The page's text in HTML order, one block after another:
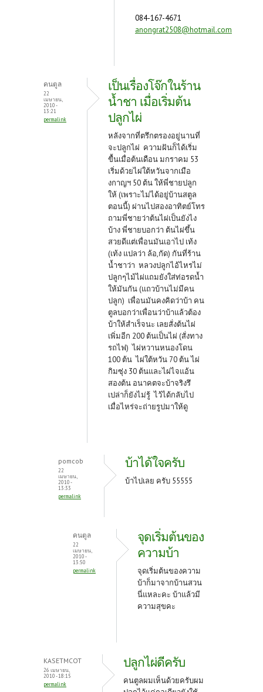
084-167-4671
anongrat2508@hotmail.com
คนตูล
22
เมษายน,
2010 -
13:21
permalink
เป็นเรื่องโจ๊กในร้าน
น้ำชา เมื่อเริ่มต้น
ปลูกไผ่
หลังจากที่ตรึกตรองอยู่นานที่
จะปลูกไผ่ ความฝันก็ได้เริ่ม
ขื้นเมื่อต้นเดือน มกราคม 53
เริ่มด้วยไผ่ใต้หวันจากเมือ
งกาญฯ 50 ต้น ให้พี่ชายปลูก
ให้ (เพราะไม่ได้อยู่บ้านสตูล
ตอนนี้) ผ่านไปสองอาทิตย์โทร
ถามพี่ชายว่าต้นไผ่เป็นยังไง
บ้าง พี่ชายบอกว่า ต้นไผ่ขึ้น
สวยดีแต่เพื่อนมันเอาไป เท้ง
(เท้ง แปลว่า ล้อ,กัด) กันที่ร้าน
น้ำชาว่า หลวงปลูกไอ้ไหรไม่
ปลูกๆไม้ไผ่แถมยังใส่ท่อรดน้ำ
ให้มันกัน (แถวบ้านไม่มีคน
ปลูก) เพื่อนมันคงคิดว่าบ้า คน
ตูลบอกว่าเพื่อนว่าบ้าแล้วต้อง
บ้าให้สำเร็จนะ เลยสั่งต้นไผ่
เพิ่มอีก 200 ต้นเป็นไผ่ (สั่งทาง
รถไฟ) ไผ่หวานหนองโดน
100 ต้น ไผ่ใต้หวัน 70 ต้น ไผ่
กิมซุ่ง 30 ต้นและไผ่ไจแอ้น
สองต้น อนาคตจะบ้าจริงรึ
เปล่าก็ยังไม่รู้ ไว้ได้กลับไป
เมื่อไหร่จะถ่ายรูปมาให้ดู
pomcob
22
เมษายน,
2010 -
13:33
permalink
บ้าได้ใจครับ
บ้าไปเลย ครับ 55555
คนตูล
22
เมษายน,
2010 -
13:50
permalink
จุดเริ่มต้นของ
ความบ้า
จุดเริ่มต้นของความ
บ้าก็มาจากบ้านสวน
นี่แหละคะ บ้าแล้วมี
ความสุขคะ
KASETMCOT
26 เมษายน,
2010 - 18:15
permalink
ปลูกไผ่ดีครับ
คนตูลผมเห็นด้วยครับผม